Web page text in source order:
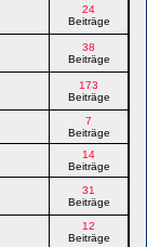
24
Beiträge
38
Beiträge
173
Beiträge
7
Beiträge
14
Beiträge
31
Beiträge
12
Beiträge